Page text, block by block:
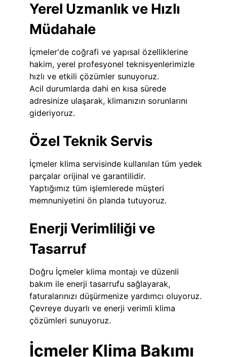
Yerel Uzmanlık ve Hızlı
Müdahale
İçmeler'de coğrafi ve yapısal özelliklerine
hakim, yerel profesyonel teknisyenlerimizle
hızlı ve etkili çözümler sunuyoruz.
Acil durumlarda dahi en kısa sürede
adresinize ulaşarak, klimanızın sorunlarını
gideriyoruz.
Özel Teknik Servis
İçmeler klima servisinde kullanılan tüm yedek
parçalar orijinal ve garantilidir.
Yaptığımız tüm işlemlerede müşteri
memnuniyetini ön planda tutuyoruz.
Enerji Verimliliği ve
Tasarruf
Doğru İçmeler klima montajı ve düzenli
bakım ile enerji tasarrufu sağlayarak,
faturalarınızı düşürmenize yardımcı oluyoruz.
Çevreye duyarlı ve enerji verimli klima
çözümleri sunuyoruz.
İçmeler Klima Bakımı